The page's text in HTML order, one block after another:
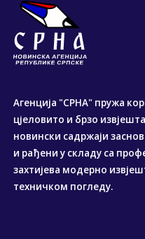
Агенција "СРНА" пружа
цјеловито и брзо
новински садржаји
и рађени у складу са
захтијева модерно
техничком погледу.